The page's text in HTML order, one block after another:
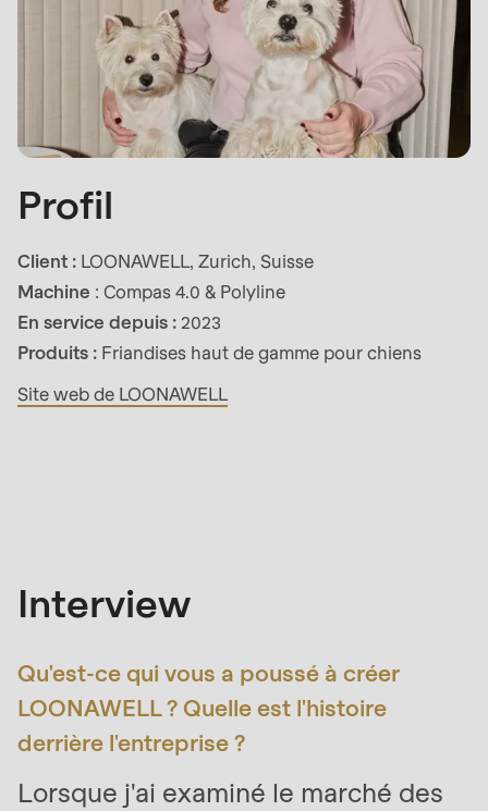
Drupal\rondo_contact\ContactService-
>Drupal\rondo_contact\
{closure}
(line
of
modules/custom/rondo_contact/src/
Deprecated
function
Passing
type
is
deprecated
in
>Drupal\rondo_contact\
Profil
Client : LOONAWELL, Zurich, Suisse
Machine : Compas 4.0 & Polyline
En service depuis : 2023
Produits : Friandises haut de gamme pour chiens
Site web de LOONAWELL
Interview
Qu'est-ce qui vous a poussé à créer
LOONAWELL ? Quelle est l'histoire
derrière l'entreprise ?
Lorsque j'ai examiné le marché des